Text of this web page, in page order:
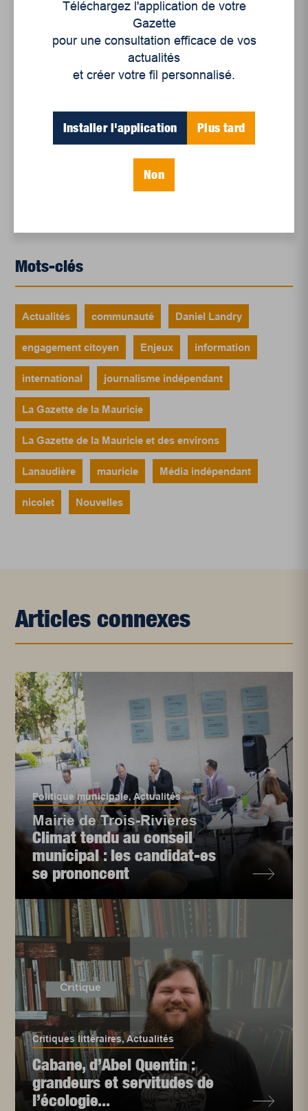
Articles récents
Juillet 2026
Et les politiques peinent à suivre
Mots-clés
Actualités communauté Daniel Landry
engagement citoyen Enjeux information
international journalisme indépendant
La Gazette de la Mauricie
La Gazette de la Mauricie et des environs
Lanaudière mauricie Média indépendant
nicolet Nouvelles
Articles connexes
Politique municipale,Actualités
Mairie de Trois-Rivières
Climat tendu au conseil
municipal : les candidat-es
se prononcent
Critiques littéraires,Actualités
Cabane, d’Abel Quentin :
grandeurs et servitudes de
l’écologie...
Téléchargez l'application de votre
Gazette
pour une consultation efficace de vos
actualités
et créer votre fil personnalisé.
Installer l'application Plus tard
Non